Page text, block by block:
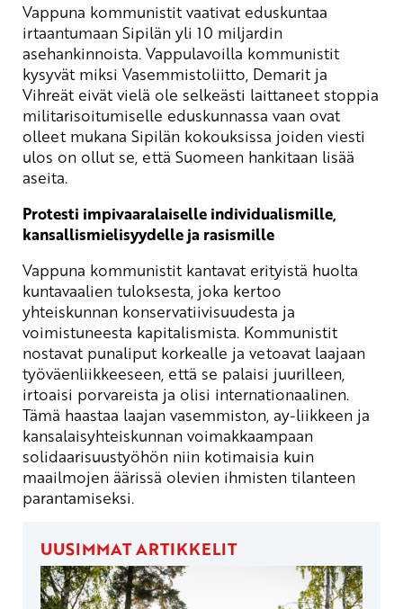
Vappuna kommunistit vaativat eduskuntaa
irtaantumaan Sipilän yli 10 miljardin
asehankinnoista. Vappulavoilla kommunistit
kysyvät miksi Vasemmistoliitto, Demarit ja
Vihreät eivät vielä ole selkeästi laittaneet stoppia
militarisoitumiselle eduskunnassa vaan ovat
olleet mukana Sipilän kokouksissa joiden viesti
ulos on ollut se, että Suomeen hankitaan lisää
aseita.
Protesti impivaaralaiselle individualismille,
kansallismielisyydelle ja rasismille
Vappuna kommunistit kantavat erityistä huolta
kuntavaalien tuloksesta, joka kertoo
yhteiskunnan konservatiivisuudesta ja
voimistuneesta kapitalismista. Kommunistit
nostavat punaliput korkealle ja vetoavat laajaan
työväenliikkeeseen, että se palaisi juurilleen,
irtoaisi porvareista ja olisi internationaalinen.
Tämä haastaa laajan vasemmiston, ay-liikkeen ja
kansalaisyhteiskunnan voimakkaampaan
solidaarisuustyöhön niin kotimaisia kuin
maailmojen äärissä olevien ihmisten tilanteen
parantamiseksi.
UUSIMMAT ARTIKKELIT